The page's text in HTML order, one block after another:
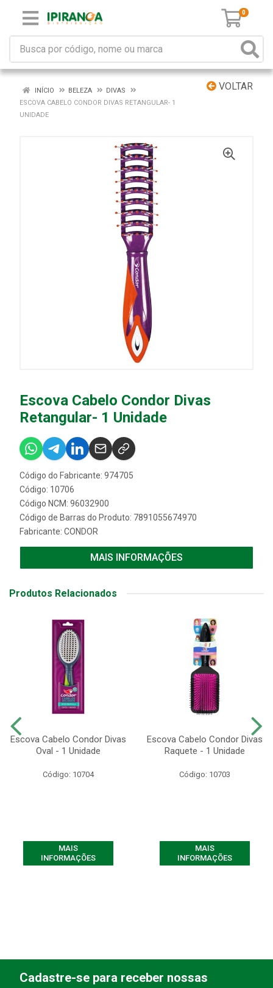
0
VOLTAR
INÍCIO BELEZA
DIVAS
ESCOVA CABELO CONDOR DIVAS RETANGULAR- 1
UNIDADE
Escova Cabelo Condor Divas
Retangular- 1 Unidade
Código do Fabricante: 974705
Código: 10706
Código NCM: 96032900
Código de Barras do Produto: 7891055674970
Fabricante: CONDOR
MAIS INFORMAÇÕES
Produtos Relacionados
Escova Cabelo Condor Divas
Oval - 1 Unidade
Código: 10704
MAIS
INFORMAÇÕES
Escova Cabelo Condor Divas
Raquete - 1 Unidade
Código: 10703
MAIS
INFORMAÇÕES
Cadastre-se para receber nossas